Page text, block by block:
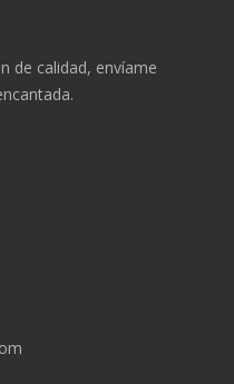
de calidad, envíame